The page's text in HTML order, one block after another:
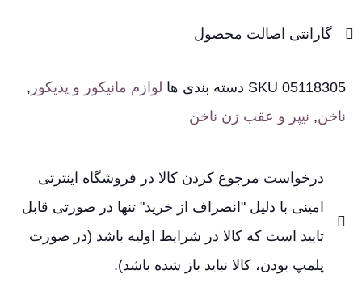
گارانتی اصالت محصول
SKU 05118305 دسته بندی ها لوازم مانیکور و پدیکور ,
ناخن, نیپر و عقب زن ناخن
درخواست مرجوع کردن کالا در فروشگاه اینترتی
امینی با دلیل "انصراف از خرید" تنها در صورتی قابل
تایید است که کالا در شرایط اولیه باشد (در صورت
پلمپ بودن، کالا نباید باز شده باشد).